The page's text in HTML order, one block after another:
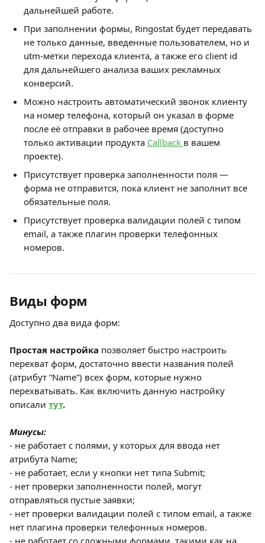
дальнейшей работе.
При заполнении формы, Ringostat будет передавать
не только данные, введенные пользователем, но и
utm-метки перехода клиента, а также его client id
для дальнейшего анализа ваших рекламных
конверсий.
Можно настроить автоматический звонок клиенту
на номер телефона, который он указал в форме
после её отправки в рабочее время (доступно
только активации продукта Callback в вашем
проекте).
Присутствует проверка заполненности поля —
форма не отправится, пока клиент не заполнит все
обязательные поля.
Присутствует проверка валидации полей с типом
email, а также плагин проверки телефонных
номеров.
Виды форм
Доступно два вида форм:
Простая настройка позволяет быстро настроить
перехват форм, достаточно ввести названия полей
(атрибут “Name”) всех форм, которые нужно
перехватывать. Как включить данную настройку
описали тут.
Минусы:
- не работает с полями, у которых для ввода нет
атрибута Name;
- не работает, если у кнопки нет типа Submit;
- нет проверки заполненности полей, могут
отправляться пустые заявки;
- нет проверки валидации полей с типом email, а также
нет плагина проверки телефонных номеров.
- не работает со сложными формами, такими как на